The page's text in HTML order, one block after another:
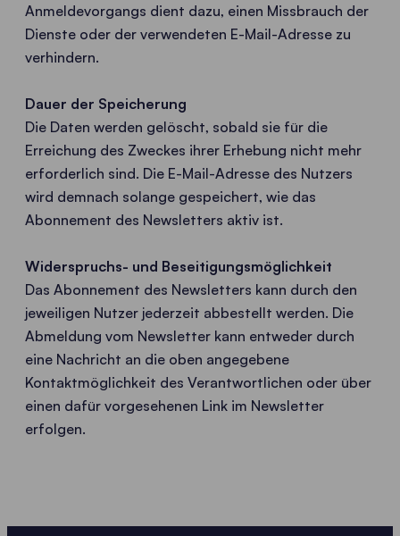
Anmeldevorgangs dient dazu, einen Missbrauch der
Dienste oder der verwendeten E-Mail-Adresse zu
verhindern.
Dauer der Speicherung
Die Daten werden gelöscht, sobald sie für die
Erreichung des Zweckes ihrer Erhebung nicht mehr
erforderlich sind. Die E-Mail-Adresse des Nutzers
wird demnach solange gespeichert, wie das
Abonnement des Newsletters aktiv ist.
Widerspruchs- und Beseitigungsmöglichkeit
Das Abonnement des Newsletters kann durch den
jeweiligen Nutzer jederzeit abbestellt werden. Die
Abmeldung vom Newsletter kann entweder durch
eine Nachricht an die oben angegebene
Kontaktmöglichkeit des Verantwortlichen oder über
einen dafür vorgesehenen Link im Newsletter
erfolgen.